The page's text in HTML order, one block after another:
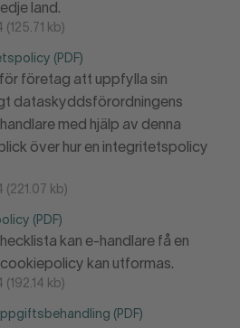
land.
kb)
(PDF)
företag att uppfylla sin
dataskyddsförordningens
med hjälp av denna
över hur en integritetspolicy
(221.07 kb)
(PDF)
kan e-handlare få en
kan utformas.
kb)
(PDF)